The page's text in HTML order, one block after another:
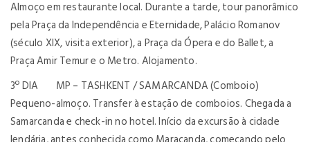
Almoço em restaurante local. Durante a tarde, tour panorâmico
pela Praça da Independência e Eternidade, Palácio Romanov
(século XIX, visita exterior), a Praça da Ópera e do Ballet, a
Praça Amir Temur e o Metro. Alojamento.
3º DIA MP – TASHKENT / SAMARCANDA (Comboio)
Pequeno-almoço. Transfer à estação de comboios. Chegada a
Samarcanda e check-in no hotel. Início da excursão à cidade